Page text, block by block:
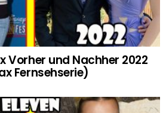
Vorher und Nachher 2022
Fernsehserie)